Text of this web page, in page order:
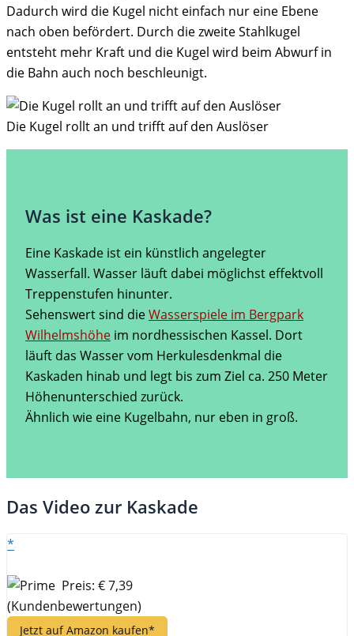
Dadurch wird die Kugel nicht einfach nur eine Ebene
nach oben befördert. Durch die zweite Stahlkugel
entsteht mehr Kraft und die Kugel wird beim Abwurf in
die Bahn auch noch beschleunigt.
Die Kugel rollt an und trifft auf den Auslöser
Was ist eine Kaskade?
Eine Kaskade ist ein künstlich angelegter
Wasserfall. Wasser läuft dabei möglichst effektvoll
Treppenstufen hinunter.
Sehenswert sind dieWasserspiele im Bergpark
Wilhelmshöhe im nordhessischen Kassel. Dort
läuft das Wasser vom Herkulesdenkmal die
Kaskaden hinab und legt bis zum Ziel ca. 250 Meter
Höhenunterschied zurück.
Ähnlich wie eine Kugelbahn, nur eben in groß.
Das Video zur Kaskade
*
Preis: € 7,39
(Kundenbewertungen)
Jetzt auf Amazon kaufen*